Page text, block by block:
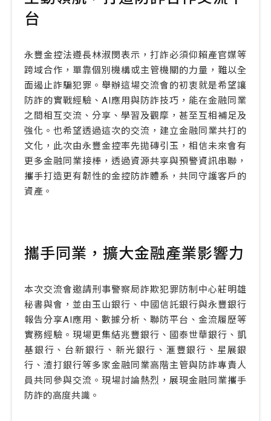
台
永豐金控法遵長林淑閔表示，打詐必須仰賴產官媒等
跨域合作，單靠個別機構或主管機關的力量，難以全
面遏止詐騙犯罪。舉辦這場交流會的初衷就是希望讓
防詐的實戰經驗、AI應用與防詐技巧，能在金融同業
之間相互交流、分享、學習及觀摩，甚至互相補足及
強化。也希望透過這次的交流，建立金融同業共打的
文化，此次由永豐金控率先拋磚引玉，相信未來會有
更多金融同業接棒，透過資源共享與預警資訊串聯，
攜手打造更有韌性的金控防詐體系，共同守護客戶的
資產。
攜手同業，擴大金融產業影響力
本次交流會邀請刑事警察局詐欺犯罪防制中心莊明雄
秘書與會，並由玉山銀行、中國信託銀行與永豐銀行
報告分享AI應用、數據分析、聯防平台、金流履歷等
實務經驗。現場更集結兆豐銀行、國泰世華銀行、凱
基銀行、台新銀行、新光銀行、滙豐銀行、星展銀
行、渣打銀行等多家金融同業高階主管與防詐專責人
員共同參與交流。現場討論熱烈，展現金融同業攜手
防詐的高度共識。